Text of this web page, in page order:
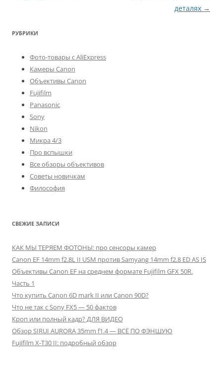
деталях →
РУБРИКИ
Фото-товары с AliExpress
Камеры Canon
Объективы Canon
Fujifilm
Panasonic
Sony
Nikon
Микра 4/3
Про вспышки
Все обзоры объективов
Советы новичкам
Философия
СВЕЖИЕ ЗАПИСИ
КАК МЫ ТЕРЯЕМ ФОТОНЫ: про сенсоры камер
Canon EF 14mm f2.8L II USM против Samyang 14mm f2.8 ED AS IS
Объективы Canon EF на среднем формате Fujifilm GFX 50R.
Часть 1
Что купить Canon 6D mark II или Canon 90D?
Что не так с Sony FX5 — 50 фактов
Кроп или полный кадр? ДЛЯ ВИДЕО
Обзор SIRUI AURORA 35mm f1.4 — ВСЁ ПО ФЭНШУЮ
Fujifilm X-T30 II: подробный обзор